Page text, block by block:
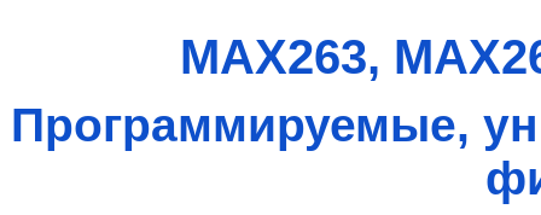
MAX263,
Программируемые,